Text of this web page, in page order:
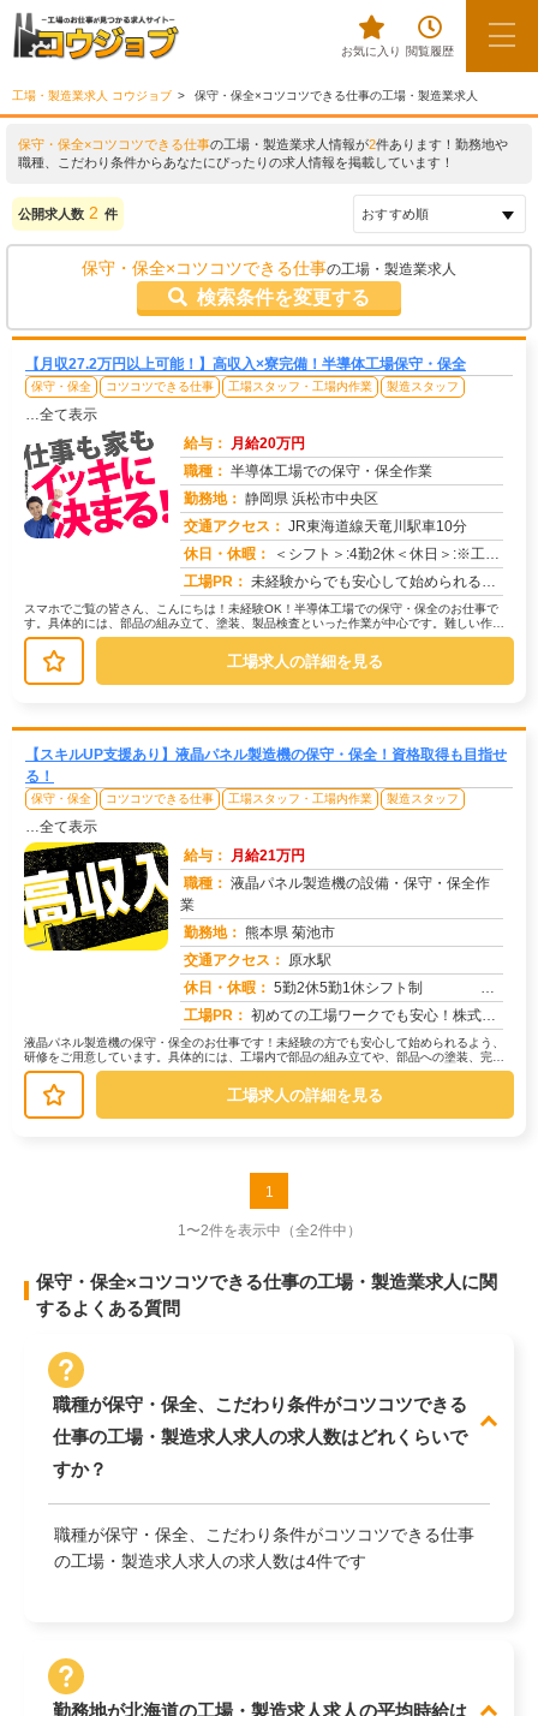
お気に入り 閲覧履歴
工場・製造業求人 コウジョブ 保守・保全×コツコツできる仕事の工場・製造業求人
保守・保全×コツコツできる仕事の工場・製造業求人情報が2件あります！勤務地や
職種、こだわり条件からあなたにぴったりの求人情報を掲載しています！
公開求人数 2 件
保守・保全×コツコツできる仕事の工場・製造業求人
検索条件を変更する
【月収27.2万円以上可能！】高収入×寮完備！半導体工場保守・保全
保守・保全 コツコツできる仕事 工場スタッフ・工場内作業 製造スタッフ
…全て表示
給与： 月給20万円
職種： 半導体工場での保守・保全作業
勤務地： 静岡県 浜松市中央区
交通アクセス： JR東海道線天竜川駅車10分
休日・休暇：
＜シフト＞:4勤2休＜休日＞:※工場カレンダー
工場PR： 未経験からでも安心して始められるお仕事です！株式会社京栄センターでは、未経験者の方、ブランクのある方、フリーターの...
スマホでご覧の皆さん、こんにちは！未経験OK！半導体工場での保守・保全のお仕事で
す。具体的には、部品の組み立て、塗装、製品検査といった作業が中心です。難しい作業
はありません。20代、30代、40...
工場求人の詳細を見る
【スキルUP支援あり】液晶パネル製造機の保守・保全！資格取得も目指せ
る！
保守・保全 コツコツできる仕事 工場スタッフ・工場内作業 製造スタッフ
…全て表示
給与： 月給21万円
職種： 液晶パネル製造機の設備・保守・保全作
業
勤務地： 熊本県 菊池市
交通アクセス： 原水駅
休日・休暇： 5勤2休5勤1休シフト制 ＧＷ・夏季 年末年始長期休
工場PR： 初めての工場ワークでも安心！株式会社京栄センターで新しい一歩を踏み出してみませんか？→ 入寮までスムーズなサポート...
液晶パネル製造機の保守・保全のお仕事です！未経験の方でも安心して始められるよう、
研修をご用意しています。具体的には、工場内で部品の組み立てや、部品への塗装、完成
品の検査といった作業を行います。難...
工場求人の詳細を見る
1
1〜2件を表示中 （全2件中）
保守・保全×コツコツできる仕事の工場・製造業求人に関
するよくある質問
職種が保守・保全、こだわり条件がコツコツできる
仕事の工場・製造求人求人の求人数はどれくらいで
すか？
職種が保守・保全、こだわり条件がコツコツできる仕事
の工場・製造求人求人の求人数は4件です
勤務地が北海道の工場・製造求人求人の平均時給は